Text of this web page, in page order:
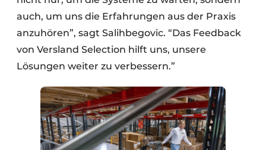
auch, um uns die Erfahrungen aus der Praxis
anzuhören”, sagt Salihbegovic. “Das Feedback
von Versland Selection hilft uns, unsere
Lösungen weiter zu verbessern.”